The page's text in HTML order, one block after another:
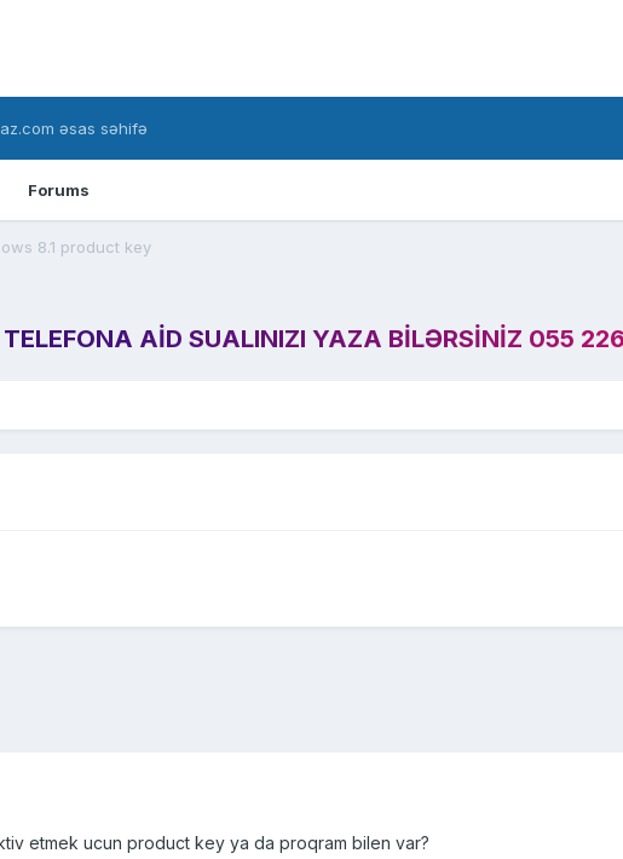
Forums
əsas səhifə
8.1 product key
AID SUALINIZI YAZA BILƏRSINIZ 055
etmek ucun product key ya da proqram bilen var?